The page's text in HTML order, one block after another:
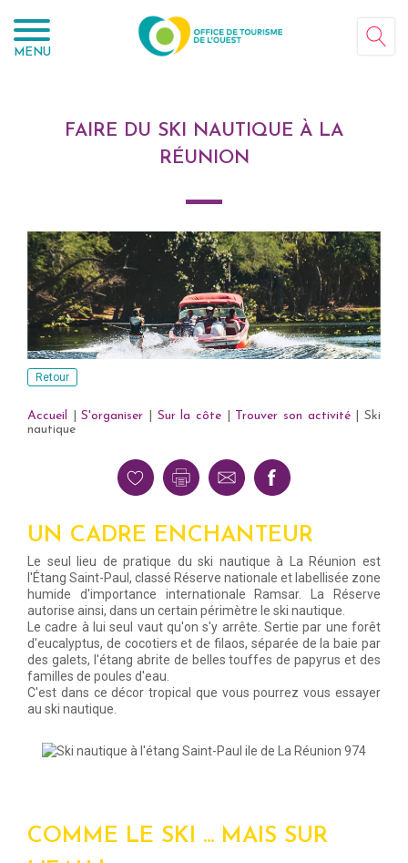
MENU
FAIRE DU SKI NAUTIQUE À LA
RÉUNION
Retour
Accueil |S'organiser Sur la côte Trouver son activité|Ski
nautique
UN CADRE ENCHANTEUR
Le seul lieu de pratique du ski nautique à La Réunion est
l'Étang Saint-Paul, classé Réserve nationale et labellisée zone
humide d'importance internationale Ramsar. La Réserve
autorise ainsi, dans un certain périmètre le ski nautique.
Le cadre à lui seul vaut qu'on s'y arrête. Sertie par une forêt
d'eucalyptus, de cocotiers et de filaos, séparée de la baie par
des galets, l'étang abrite de belles touffes de papyrus et des
familles de poules d'eau.
C'est dans ce décor tropical que vous pourrez vous essayer
au ski nautique.
COMME LE SKI ... MAIS SUR